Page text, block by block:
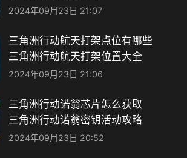
2024年09月23日 21:07
三角洲行动航天打架点位有哪些
三角洲行动航天打架位置大全
2024年09月23日 21:06
三角洲行动诺翁芯片怎么获取
三角洲行动诺翁密钥活动攻略
2024年09月23日 20:52